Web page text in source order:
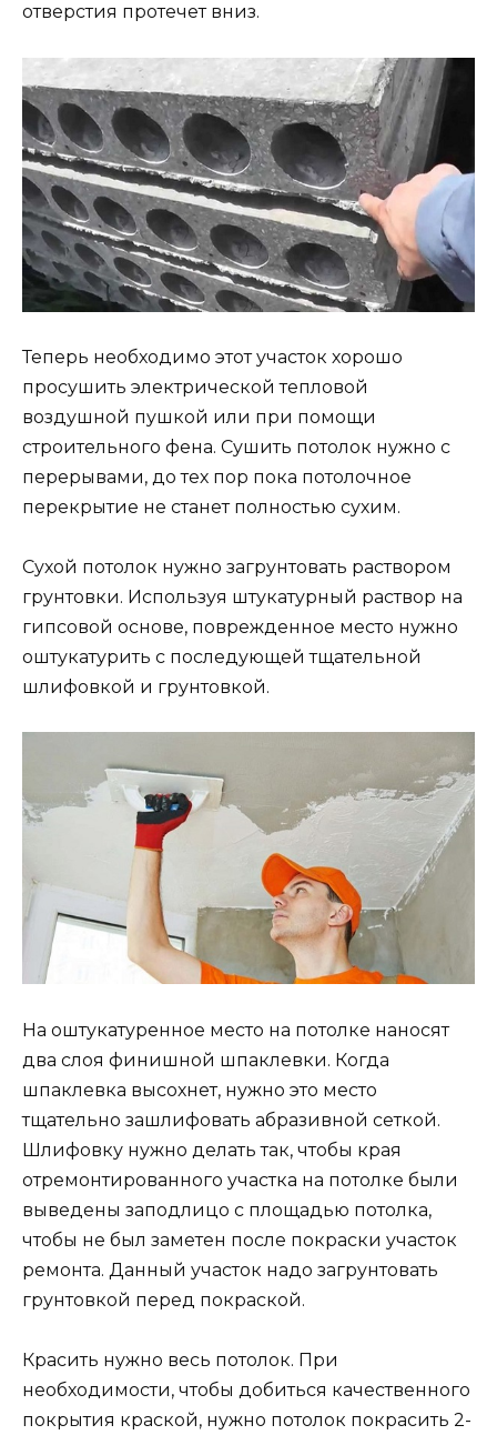
отверстия протечет вниз.
Теперь необходимо этот участок хорошо
просушить электрической тепловой
воздушной пушкой или при помощи
строительного фена. Сушить потолок нужно с
перерывами, до тех пор пока потолочное
перекрытие не станет полностью сухим.
Сухой потолок нужно загрунтовать раствором
грунтовки. Используя штукатурный раствор на
гипсовой основе, поврежденное место нужно
оштукатурить с последующей тщательной
шлифовкой и грунтовкой.
На оштукатуренное место на потолке наносят
два слоя финишной шпаклевки. Когда
шпаклевка высохнет, нужно это место
тщательно зашлифовать абразивной сеткой.
Шлифовку нужно делать так, чтобы края
отремонтированного участка на потолке были
выведены заподлицо с площадью потолка,
чтобы не был заметен после покраски участок
ремонта. Данный участок надо загрунтовать
грунтовкой перед покраской.
Красить нужно весь потолок. При
необходимости, чтобы добиться качественного
покрытия краской, нужно потолок покрасить 2-